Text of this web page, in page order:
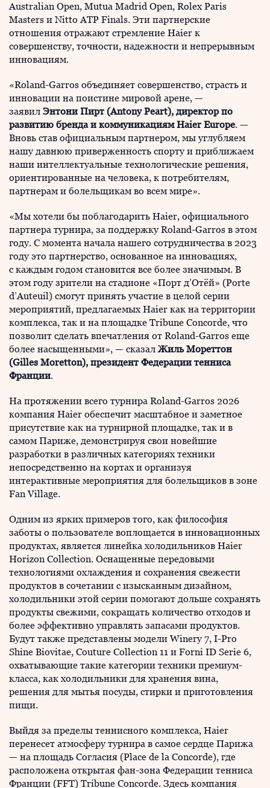
Australian Open, Mutua Madrid Open, Rolex Paris
Masters и Nitto ATP Finals. Эти партнерские
отношения отражают стремление Haier к
совершенству, точности, надежности и непрерывным
инновациям.
«Roland-Garros объединяет совершенство, страсть и
инновации на поистине мировой арене, —
заявил Энтони Пирт (Antony Peart), директор по
развитию бренда и коммуникациям Haier Europe. —
Вновь став официальным партнером, мы углубляем
нашу давнюю приверженность спорту и приближаем
наши интеллектуальные технологические решения,
ориентированные на человека, к потребителям,
партнерам и болельщикам во всем мире».
«Мы хотели бы поблагодарить Haier, официального
партнера турнира, за поддержку Roland-Garros в этом
году. С момента начала нашего сотрудничества в 2023
году это партнерство, основанное на инновациях,
с каждым годом становится все более значимым. В
этом году зрители на стадионе «Порт д’Отёй» (Porte
d’Auteuil) смогут принять участие в целой серии
мероприятий, предлагаемых Haier как на территории
комплекса, так и на площадке Tribune Concorde, что
позволит сделать впечатления от Roland-Garros еще
более насыщенными», — сказалЖиль Мореттон
(Gilles Moretton), президент Федерации тенниса
Франции.
На протяжении всего турнира Roland-Garros 2026
компания Haier обеспечит масштабное и заметное
присутствие как на турнирной площадке, так и в
самом Париже, демонстрируя свои новейшие
разработки в различных категориях техники
непосредственно на кортах и организуя
интерактивные мероприятия для болельщиков в зоне
Fan Village.
Одним из ярких примеров того, как философия
заботы о пользователе воплощается в инновационных
продуктах, является линейка холодильников Haier
Horizon Collection. Оснащенные передовыми
технологиями охлаждения и сохранения свежести
продуктов в сочетании с изысканным дизайном,
холодильники этой серии помогают дольше сохранять
продукты свежими, сокращать количество отходов и
более эффективно управлять запасами продуктов.
Будут также представлены модели Winery 7, I-Pro
Shine Biovitae, Couture Collection 11 и Forni ID Serie 6,
охватывающие такие категории техники премиум-
класса, как холодильники для хранения вина,
решения для мытья посуды, стирки и приготовления
пищи.
Выйдя за пределы теннисного комплекса, Haier
перенесет атмосферу турнира в самое сердце Парижа
— на площадь Согласия (Place de la Concorde), где
расположена открытая фан-зона Федерации тенниса
Франции (FFT) Tribune Concorde. Здесь компания